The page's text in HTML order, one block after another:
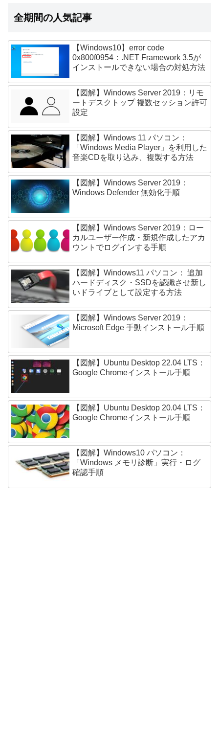
全期間の人気記事
【Windows10】error code
0x800f0954：.NET Framework 3.5が
インストールできない場合の対処方法
【図解】Windows Server 2019：リモ
ートデスクトップ 複数セッション許可
設定
【図解】Windows 11 パソコン：
「Windows Media Player」を利用した
音楽CDを取り込み、複製する方法
【図解】Windows Server 2019：
Windows Defender 無効化手順
【図解】Windows Server 2019：ロー
カルユーザー作成・新規作成したアカ
ウントでログインする手順
【図解】Windows11 パソコン： 追加
ハードディスク・SSDを認識させ新し
いドライブとして設定する方法
【図解】Windows Server 2019：
Microsoft Edge 手動インストール手順
【図解】Ubuntu Desktop 22.04 LTS：
Google Chromeインストール手順
【図解】Ubuntu Desktop 20.04 LTS：
Google Chromeインストール手順
【図解】Windows10 パソコン：
「Windows メモリ診断」実行・ログ
確認手順